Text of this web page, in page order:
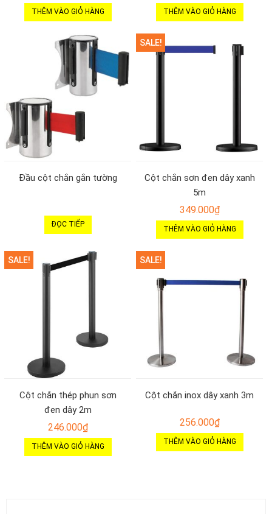
THÊM VÀO GIỎ HÀNG THÊM VÀO GIỎ HÀNG
Đầu cột chắn gắn tường
ĐỌC TIẾP
SALE!
Cột chắn sơn đen dây xanh
5m
349.000₫
THÊM VÀO GIỎ HÀNG
SALE!
Cột chắn thép phun sơn
đen dây 2m
246.000₫
THÊM VÀO GIỎ HÀNG
SALE!
Cột chắn inox dây xanh 3m
256.000₫
THÊM VÀO GIỎ HÀNG